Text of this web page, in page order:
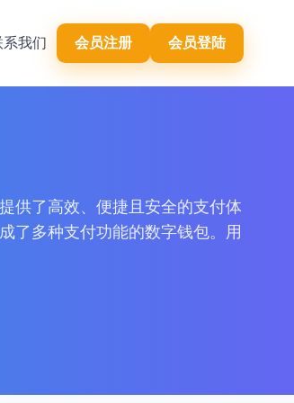
系我们 会员注册 会员登陆
供了高效、便捷且安全的支付体
了多种支付功能的数字钱包。用